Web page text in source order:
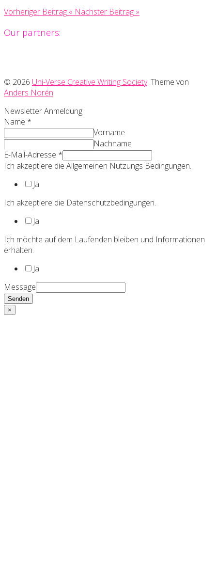
Vorheriger Beitrag « Nächster Beitrag »
Our partners:
© 2026 Uni-Verse Creative Writing Society. Theme von
Anders Norén.
Newsletter Anmeldung
Name *
Vorname
Nachname
E-Mail-Adresse *
Ich akzeptiere die Allgemeinen Nutzungs Bedingungen.
Ja
Ich akzeptiere die Datenschutzbedingungen.
Ja
Ich möchte auf dem Laufenden bleiben und Informationen
erhalten.
Ja
Message
Senden
×